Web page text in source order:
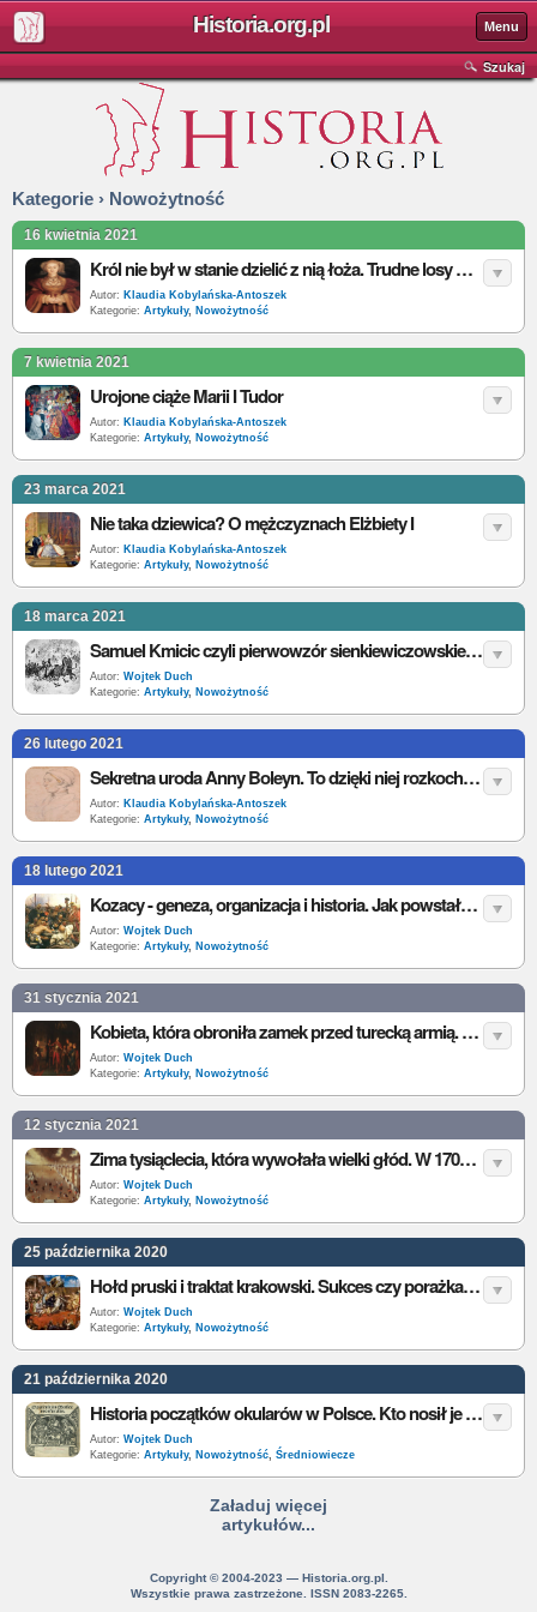
Historia.org.pl Menu
Szukaj
Kategorie › Nowożytność
16 kwietnia 2021
Król nie był w stanie dzielić z nią łoża. Trudne losy Anny Kliwijskiej
Autor: Klaudia Kobylańska-Antoszek
Kategorie: Artykuły, Nowożytność
7 kwietnia 2021
Urojone ciąże Marii I Tudor
Autor: Klaudia Kobylańska-Antoszek
Kategorie: Artykuły, Nowożytność
23 marca 2021
Nie taka dziewica? O mężczyznach Elżbiety I
Autor: Klaudia Kobylańska-Antoszek
Kategorie: Artykuły, Nowożytność
18 marca 2021
Samuel Kmicic czyli pierwowzór sienkiewiczowskiego Andrzeja Kmicica. Historia awanturnika, buntownika i infamisa
Autor: Wojtek Duch
Kategorie: Artykuły, Nowożytność
26 lutego 2021
Sekretna uroda Anny Boleyn. To dzięki niej rozkochała w sobie Henryka VIII
Autor: Klaudia Kobylańska-Antoszek
Kategorie: Artykuły, Nowożytność
18 lutego 2021
Kozacy - geneza, organizacja i historia. Jak powstała Kozaczyzna?
Autor: Wojtek Duch
Kategorie: Artykuły, Nowożytność
31 stycznia 2021
Kobieta, która obroniła zamek przed turecką armią. Obrona Trembowli
Autor: Wojtek Duch
Kategorie: Artykuły, Nowożytność
12 stycznia 2021
Zima tysiąclecia, która wywołała wielki głód. W 1709 zamarzła cała Europa
Autor: Wojtek Duch
Kategorie: Artykuły, Nowożytność
25 października 2020
Hołd pruski i traktat krakowski. Sukces czy porażka Zygmunta Starego? Jakie były przyczyny i skutki hołdu?
Autor: Wojtek Duch
Kategorie: Artykuły, Nowożytność
21 października 2020
Historia początków okularów w Polsce. Kto nosił je jako pierwszy i ile kosztowały?
Autor: Wojtek Duch
Kategorie: Artykuły, Nowożytność, Średniowiecze
Załaduj więcej
artykułów...
Copyright © 2004-2023 — Historia.org.pl.
Wszystkie prawa zastrzeżone. ISSN 2083-2265.